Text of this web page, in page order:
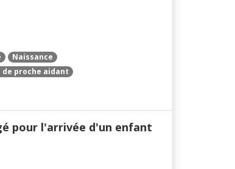
Naissance
de proche aidant
pour l'arrivée d'un enfant